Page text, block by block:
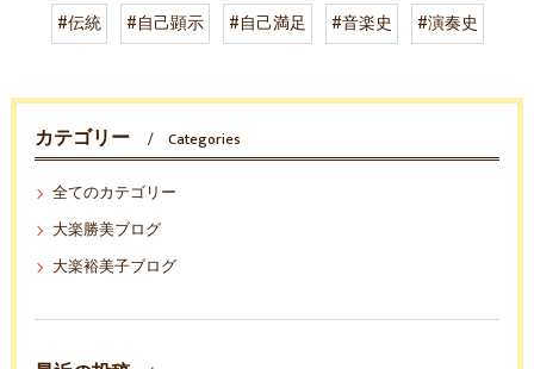
#伝統 #自己顕示 #自己満足 #音楽史 #演奏史
カテゴリー Categories
全てのカテゴリー
大楽勝美ブログ
大楽裕美子ブログ